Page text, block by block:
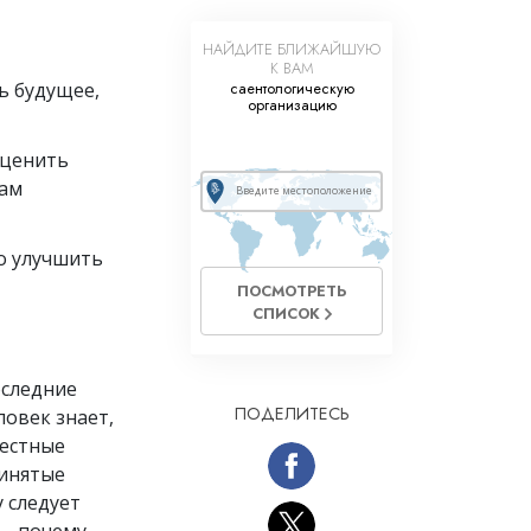
будущее,
улучшить
знает,
НАЙДИТЕ БЛИЖАЙШУЮ
К ВАМ
саентологическую
организацию
ПОСМОТРЕТЬ
СПИСОК
ПОДЕЛИТЕСЬ